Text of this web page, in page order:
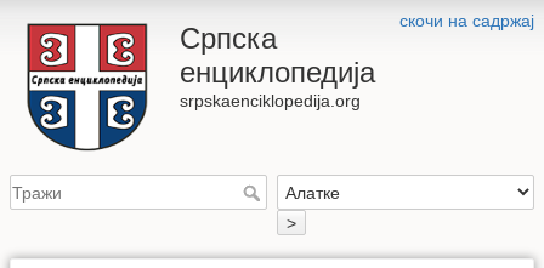
скочи на садржај
Српска
енциклопедија
srpskaenciklopedija.org
>